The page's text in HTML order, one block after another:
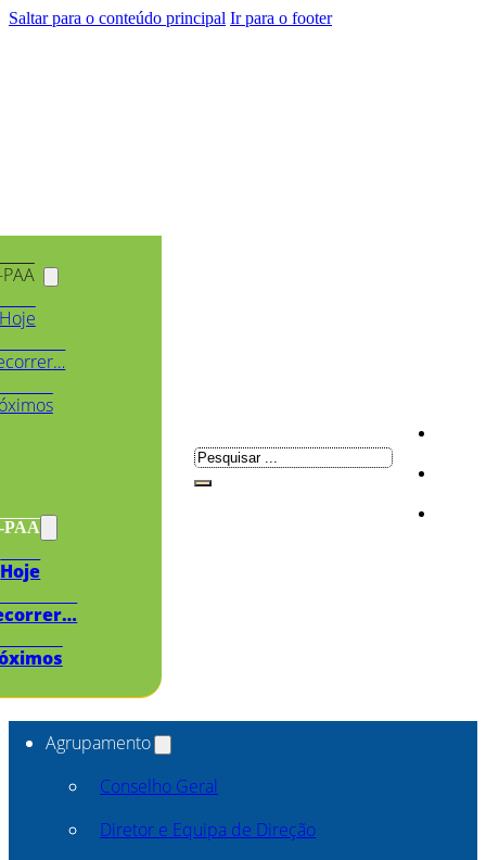
Saltar para o conteúdo principal Ir para o footer
PAA
Hoje
Pesquisar
Agrupamento
Conselho Geral
Diretor e Equipa de Direção